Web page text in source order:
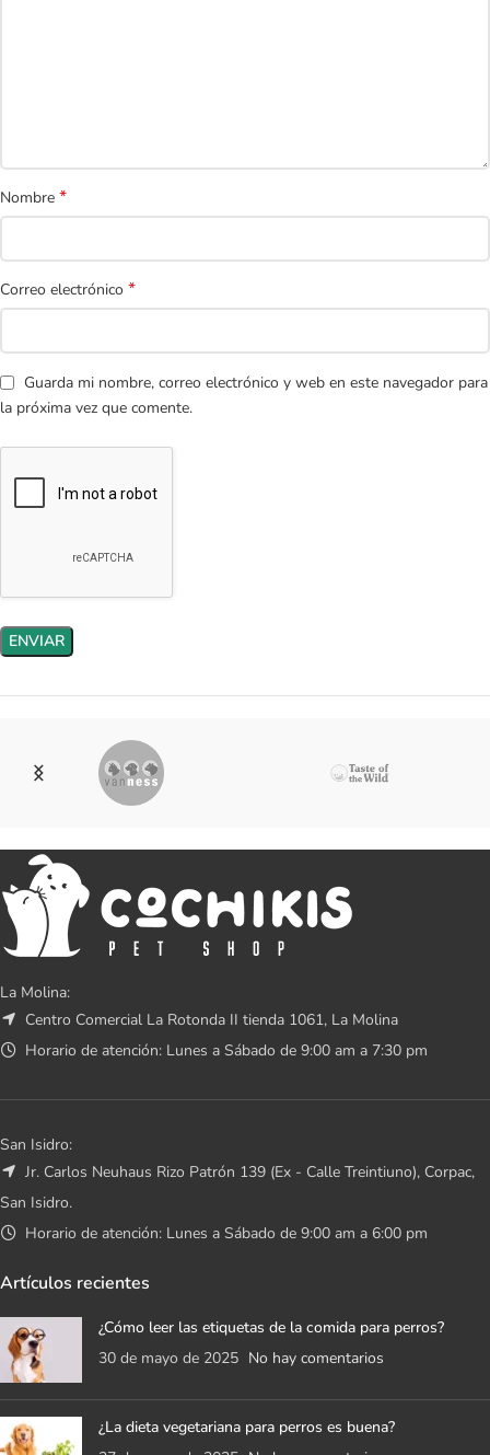
Nombre *
Correo electrónico *
Guarda mi nombre, correo electrónico y web en este navegador para
la próxima vez que comente.
La Molina:
Centro Comercial La Rotonda II tienda 1061, La Molina
Horario de atención: Lunes a Sábado de 9:00 am a 7:30 pm
San Isidro:
Jr. Carlos Neuhaus Rizo Patrón 139 (Ex - Calle Treintiuno), Corpac,
San Isidro.
Horario de atención: Lunes a Sábado de 9:00 am a 6:00 pm
Artículos recientes
¿Cómo leer las etiquetas de la comida para perros?
30 de mayo de 2025 No hay comentarios
¿La dieta vegetariana para perros es buena?